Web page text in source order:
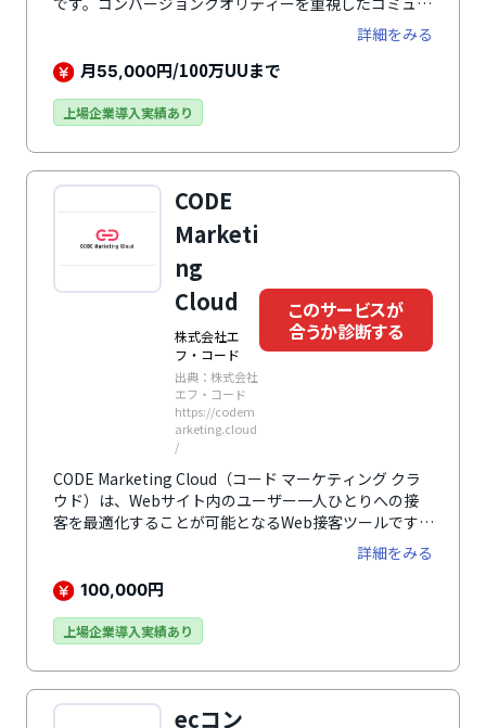
ケーションを設計することで、エンゲージメントの高い
詳細をみる
月55,000円/100万UUまで
上場企業導入実績あり
CODE
Marketi
ng
Cloud
株式会社エ
フ・コード
出典：株式会社
エフ・コード
https://codem
arketing.cloud
/
このサービスが
合うか診断する
CODE Marketing Cloud（コード マーケティング クラ
ウド）は、Webサイト内のユーザー一人ひとりへの接
客を最適化することが可能となるWeb接客ツールです。
CVR向上やROI向上などの効果が見込めます。詳細をみる
100,000円
上場企業導入実績あり
ecコン